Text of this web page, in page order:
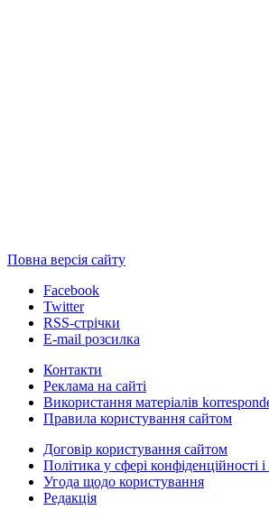
Повна версія сайту
Facebook
Twitter
RSS-стрічки
E-mail розсилка
Контакти
Реклама на сайті
Використання матеріалів
Правила користування сайтом
Договір користування сайтом
Політика у сфері конфіденційності
Угода щодо користування
Редакція